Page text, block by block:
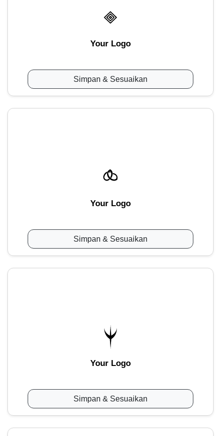
Your Logo
Simpan & Sesuaikan
Your Logo
Simpan & Sesuaikan
Your Logo
Simpan & Sesuaikan